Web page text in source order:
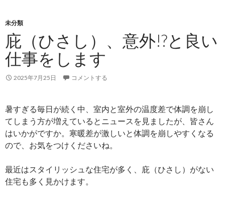
未分類
庇（ひさし）、意外!?と良い
仕事をします
2025年7月25日 コメントする
暑すぎる毎日が続く中、室内と室外の温度差で体調を崩し
てしまう方が増えているとニュースを見ましたが、皆さん
はいかがですか。寒暖差が激しいと体調を崩しやすくなる
ので、お気をつけくださいね。
最近はスタイリッシュな住宅が多く、庇（ひさし）がない
住宅も多く見かけます。